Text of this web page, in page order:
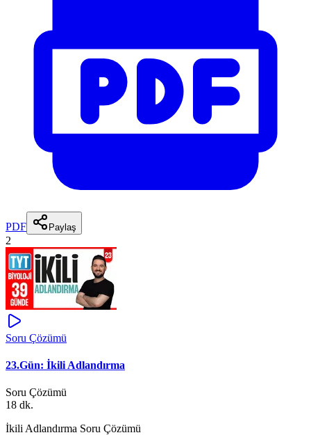
PDF Paylaş
2
Soru Çözümü
23.Gün: İkili Adlandırma
Soru Çözümü
18 dk.
İkili Adlandırma Soru Çözümü